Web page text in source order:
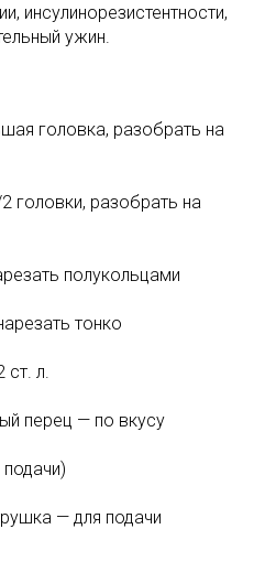
инсулинорезистентности,
ужин.
головка, разобрать на
головки, разобрать на
полукольцами
тонко
л.
перец — по вкусу
— для подачи